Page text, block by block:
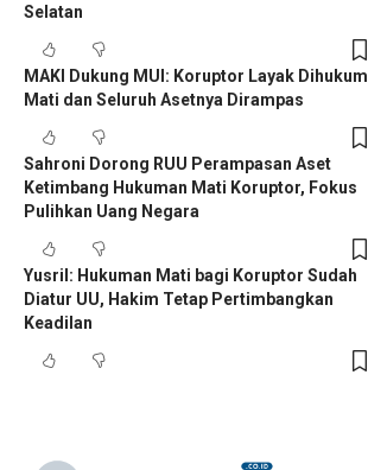
Selatan
MAKI Dukung MUI: Koruptor Layak Dihukum
Mati dan Seluruh Asetnya Dirampas
Sahroni Dorong RUU Perampasan Aset
Ketimbang Hukuman Mati Koruptor, Fokus
Pulihkan Uang Negara
Yusril: Hukuman Mati bagi Koruptor Sudah
Diatur UU, Hakim Tetap Pertimbangkan
Keadilan